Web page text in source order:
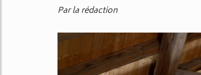
Par la rédaction